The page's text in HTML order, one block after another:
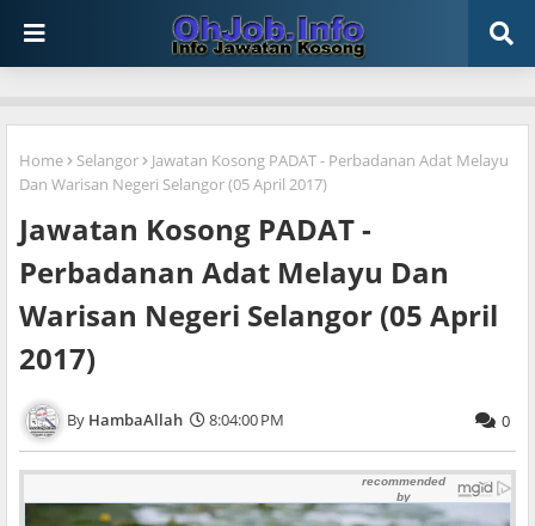
Home Selangor
Jawatan Kosong PADAT - Perbadanan Adat Melayu
Dan Warisan Negeri Selangor (05 April 2017)
Jawatan Kosong PADAT -
Perbadanan Adat Melayu Dan
Warisan Negeri Selangor (05 April
2017)
HambaAllah 8:04:00 PM 0